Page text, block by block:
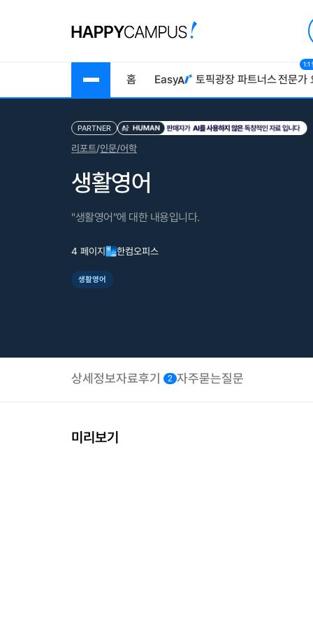
홈 Easy 토픽광장 파트너스전문가
1:1
PARTNER
리포트/인문/어학
생활영어
"생활영어"에 대한 내용입니다.
4 페이지 한컴오피스
생활영어
상세정보자료후기 2 자주묻는질문
미리보기